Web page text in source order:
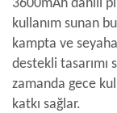
3600mAh dahili
kullanım sunan
kampta ve
destekli tasarımı
zamanda gece
katkı sağlar.